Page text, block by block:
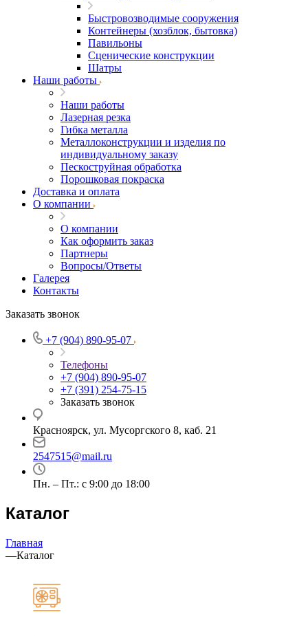
Быстровозводимые сооружения
Контейнеры (хозблок, бытовка)
Павильоны
Сценические конструкции
Шатры
Наши работы
Наши работы
Лазерная резка
Гибка металла
Металлоконструкции и изделия по
индивидуальному заказу
Пескоструйная обработка
Порошковая покраска
Доставка и оплата
О компании
О компании
Как оформить заказ
Партнеры
Вопросы/Ответы
Галерея
Контакты
Заказать звонок
+7 (904) 890-95-07
Телефоны
+7 (904) 890-95-07
+7 (391) 254-75-15
Заказать звонок
Красноярск, ул. Мусоргского 8, каб. 21
2547515@mail.ru
Пн. – Пт.: с 9:00 до 18:00
Каталог
Главная
—Каталог